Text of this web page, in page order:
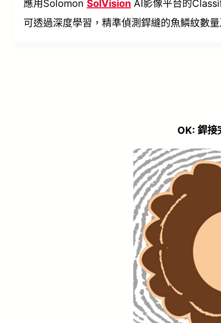
應用Solomon SolVision AI影像平台的
可透過深度學習，精準偵測銲縫的魚鱗紋數量
OK: 銲接